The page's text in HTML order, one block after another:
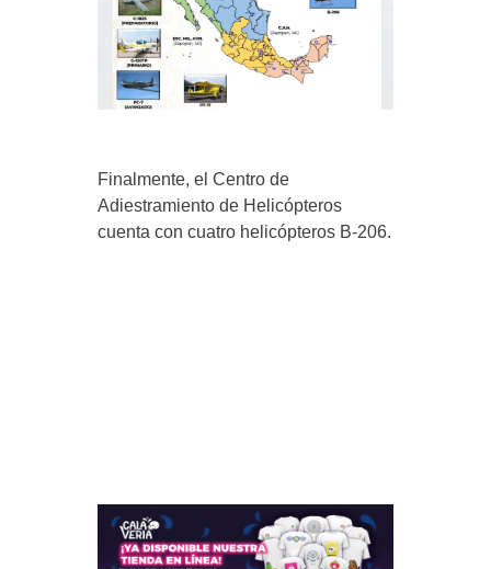
Finalmente, el Centro de
Adiestramiento de Helicópteros
cuenta con cuatro helicópteros B-206.